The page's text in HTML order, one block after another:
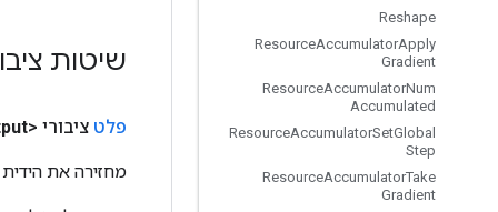
Reshape
ResourceAccumulatorApply
Gradient
ResourceAccumulatorNum
Accumulated
ResourceAccumulatorSetGlobal
Step
ResourceAccumulatorTake
Gradient
שיטות
פלט ציבורי <Integer>
מחזירה את